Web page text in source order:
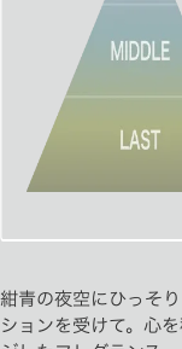
紺青の夜空にひっそ
ションを受けて。心